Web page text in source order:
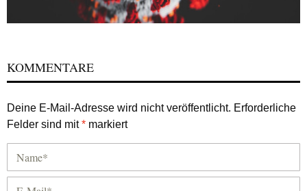
KOMMENTARE
Deine E-Mail-Adresse wird nicht veröffentlicht. Erforderliche
Felder sind mit* markiert